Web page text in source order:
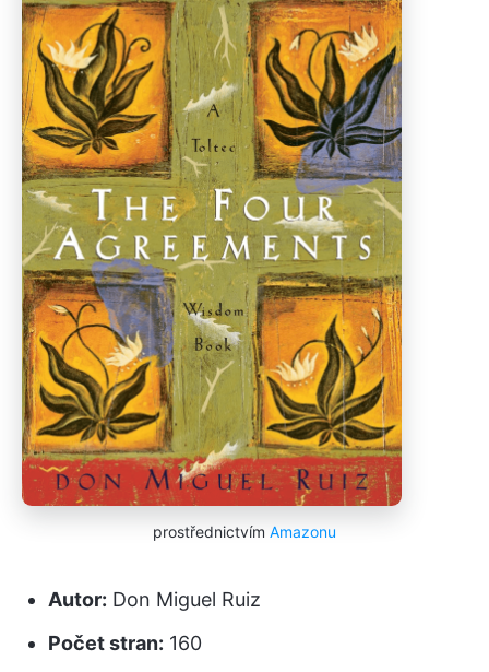
prostřednictvím Amazonu
Autor: Don Miguel Ruiz
Počet stran: 160